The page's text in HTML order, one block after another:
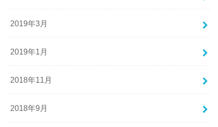
2019年3月
2019年1月
2018年11月
2018年9月